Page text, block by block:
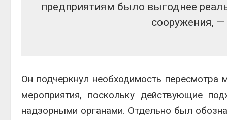
предприятиям было выгоднее
сооружения,
Он подчеркнул необходимость пересмотра
мероприятия, поскольку действующие
надзорными органами. Отдельно был